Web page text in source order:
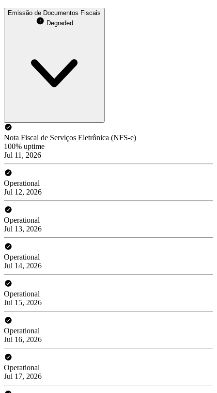
Emissão de Documentos Fiscais
Degraded
Nota Fiscal de Serviços Eletrônica (NFS-e)
100% uptime
Jul 11, 2026
Operational
Jul 12, 2026
Operational
Jul 13, 2026
Operational
Jul 14, 2026
Operational
Jul 15, 2026
Operational
Jul 16, 2026
Operational
Jul 17, 2026